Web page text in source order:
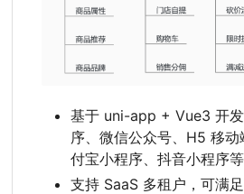
基于 uni-app + Vue3 开发
序、微信公众号、H5 移
付宝小程序、抖音小程序等
支持 SaaS 多租户，可满